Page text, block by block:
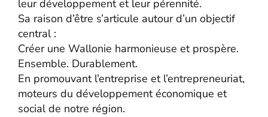
leur développement et leur pérennité.
Sa raison d’être s’articule autour d’un objectif
central :
Créer une Wallonie harmonieuse et prospère.
Ensemble. Durablement.
En promouvant l’entreprise et l’entrepreneuriat,
moteurs du développement économique et
social de notre région.